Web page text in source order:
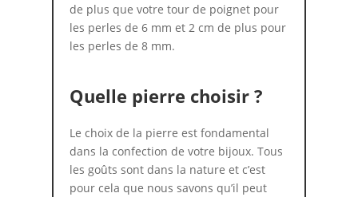
de plus que votre tour de poignet pour
les perles de 6 mm et 2 cm de plus pour
les perles de 8 mm.
Quelle pierre choisir ?
Le choix de la pierre est fondamental
dans la confection de votre bijoux. Tous
les goûts sont dans la nature et c’est
pour cela que nous savons qu’il peut